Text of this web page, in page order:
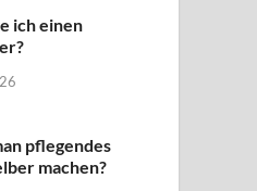
ich einen
pflegendes
machen?